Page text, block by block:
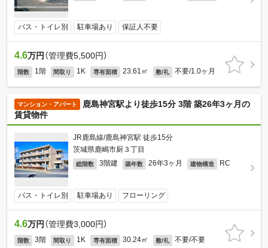
バス・トイレ別 駐車場あり 保証人不要
4.6万円 （管理費5,500円）
階数 1階 間取り 1K 専有面積 23.61㎡ 敷/礼 不要/1.0ヶ月
マンション・アパート
鹿島神宮駅より徒歩15分 3階 築26年3ヶ月の
賃貸物件
JR鹿島線/鹿島神宮駅 徒歩15分
茨城県鹿嶋市厨３丁目
総階数 3階建 築年数 26年3ヶ月 建物構造 RC
バス・トイレ別 駐車場あり フローリング
4.6万円 （管理費3,000円）
階数 3階 間取り 1K 専有面積 30.24㎡ 敷/礼 不要/不要